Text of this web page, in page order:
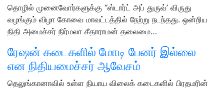
தொழில் முனைவோர்களுக்கு ‘‘ஸ்டார்ட் அப் துருவ்’ விருது
வழங்கும் விழா கோவை மாவட்டத்தில் நேற்று நடந்தது. ஒன்றிய
நிதி அமைச்சர் நிர்மலா சீதாராமன் தலைமை…
ரேஷன் கடைகளில் மோடி பேனர் இல்லை
என நிதியமைச்சர் ஆவேசம்
தெலுங்கானாவில் உள்ள நியாய விலைக் கடைகளில் பிரதமரின்